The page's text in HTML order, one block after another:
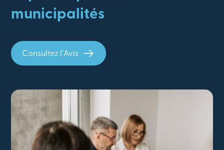
municipalités
Consultez l'Avis